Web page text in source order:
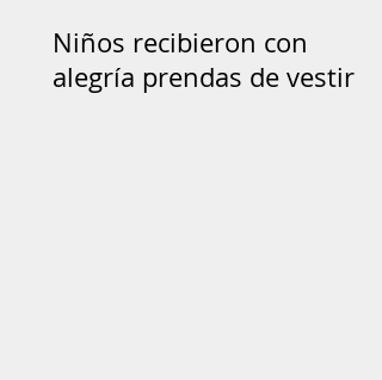
Niños recibieron con
alegría prendas de vestir